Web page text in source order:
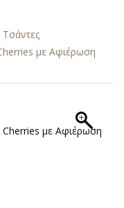
Τσάντες
με Αφιέρωση